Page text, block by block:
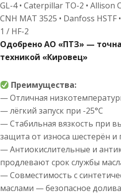
GL-4 • Caterpillar TO-2 • Allison
CNH MAT 3525 • Danfoss HSTF
1 / HF-2
Одобрено АО «ПТЗ» —
техникой «Кировец»
Преимущества:
— Отличная
— лёгкий запуск при -25°C
— Стабильная вязкость при
защита от износа шестерён
— Антиокислительные и
продлевают срок службы
— Совместимость с
маслами — безопасное